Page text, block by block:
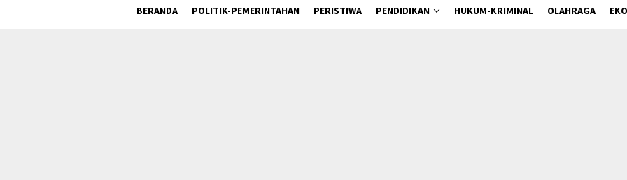
BERANDA POLITIK-PEMERINTAHAN PERISTIWA PENDIDIKAN HUKUM-KRIMINAL OLAHRAGA